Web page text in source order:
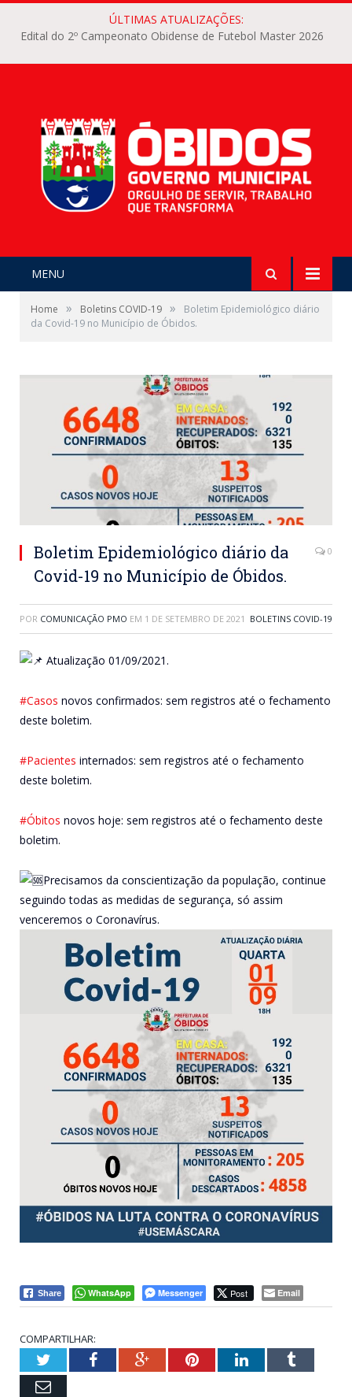
ÚLTIMAS ATUALIZAÇÕES:
Edital do 2º Campeonato Obidense de Futebol Master 2026
MENU
Home » Boletins COVID-19 »
Boletim Epidemiológico diário
da Covid-19 no Município de Óbidos.
Boletim Epidemiológico diário da
Covid-19 no Município de Óbidos.
0
POR COMUNICAÇÃO PMO EM 1 DE SETEMBRO DE 2021 BOLETINS COVID-19
Atualização 01/09/2021.
#Casos novos confirmados: sem registros até o fechamento
deste boletim.
#Pacientes internados: sem registros até o fechamento
deste boletim.
#Óbitos novos hoje: sem registros até o fechamento deste
boletim.
Precisamos da conscientização da população, continue
seguindo todas as medidas de segurança, só assim
venceremos o Coronavírus.
Share WhatsApp Messenger Post Email
COMPARTILHAR:
TwitterFacebookGoogle+PinterestLinkedInTumblr
Email